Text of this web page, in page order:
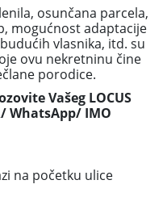
osunčana parcela,
mogućnost adaptacije
vlasnika, itd. su
ovu nekretninu čine
porodice.
Vašeg LOCUS
WhatsApp/ IMO
na početku ulice